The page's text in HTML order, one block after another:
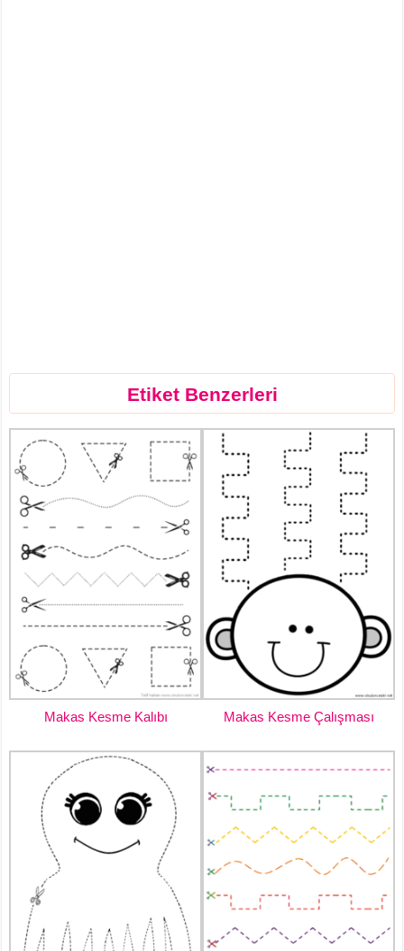
Etiket Benzerleri
Makas Kesme Kalıbı Makas Kesme Çalışması